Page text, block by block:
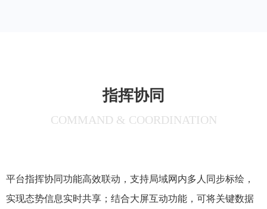
指挥协同
COMMAND & COORDINATION
平台指挥协同功能高效联动，支持局域网内多人同步标绘，
实现态势信息实时共享；结合大屏互动功能，可将关键数据